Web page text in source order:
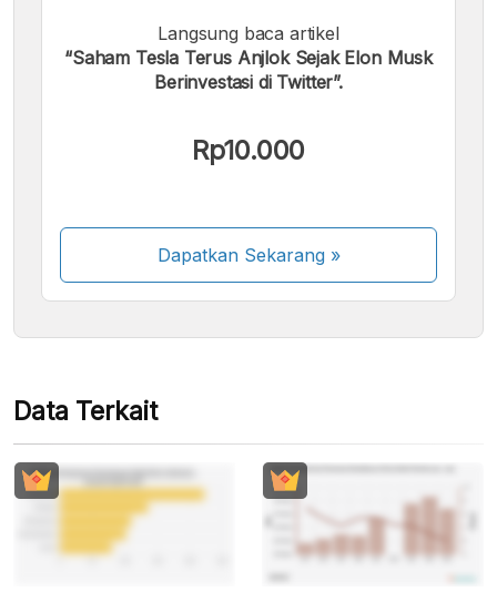
Langsung baca artikel
“Saham Tesla Terus Anjlok Sejak Elon Musk
Berinvestasi di Twitter”.
Rp10.000
Dapatkan Sekarang»
Beberapa metode pembayaran masih dalam
proses aktivasi.
Data Terkait